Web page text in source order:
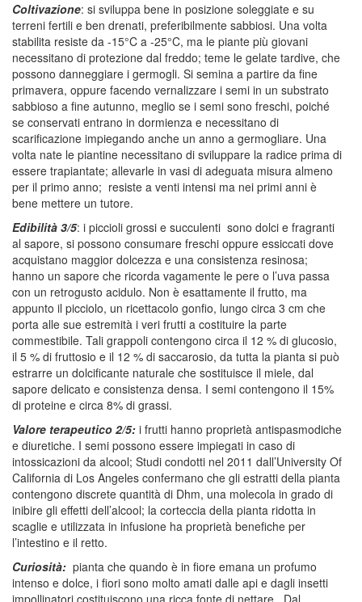
Coltivazione: si sviluppa bene in posizione soleggiate e su
terreni fertili e ben drenati, preferibilmente sabbiosi. Una volta
stabilita resiste da -15°C a -25°C, ma le piante più giovani
necessitano di protezione dal freddo; teme le gelate tardive, che
possono danneggiare i germogli. Si semina a partire da fine
primavera, oppure facendo vernalizzare i semi in un substrato
sabbioso a fine autunno, meglio se i semi sono freschi, poiché
se conservati entrano in dormienza e necessitano di
scarificazione impiegando anche un anno a germogliare. Una
volta nate le piantine necessitano di sviluppare la radice prima di
essere trapiantate; allevarle in vasi di adeguata misura almeno
per il primo anno; resiste a venti intensi ma nei primi anni è
bene mettere un tutore.
Edibilità 3/5: i piccioli grossi e succulenti sono dolci e fragranti
al sapore, si possono consumare freschi oppure essiccati dove
acquistano maggior dolcezza e una consistenza resinosa;
hanno un sapore che ricorda vagamente le pere o l’uva passa
con un retrogusto acidulo. Non è esattamente il frutto, ma
appunto il picciolo, un ricettacolo gonfio, lungo circa 3 cm che
porta alle sue estremità i veri frutti a costituire la parte
commestibile. Tali grappoli contengono circa il 12 % di glucosio,
il 5 % di fruttosio e il 12 % di saccarosio, da tutta la pianta si può
estrarre un dolcificante naturale che sostituisce il miele, dal
sapore delicato e consistenza densa. I semi contengono il 15%
di proteine e circa 8% di grassi.
Valore terapeutico 2/5: i frutti hanno proprietà antispasmodiche
e diuretiche. I semi possono essere impiegati in caso di
intossicazioni da alcool; Studi condotti nel 2011 dall’University Of
California di Los Angeles confermano che gli estratti della pianta
contengono discrete quantità di Dhm, una molecola in grado di
inibire gli effetti dell’alcool; la corteccia della pianta ridotta in
scaglie e utilizzata in infusione ha proprietà benefiche per
l’intestino e il retto.
Curiosità: pianta che quando è in fiore emana un profumo
intenso e dolce, i fiori sono molto amati dalle api e dagli insetti
impollinatori costituiscono una ricca fonte di nettare. Dal